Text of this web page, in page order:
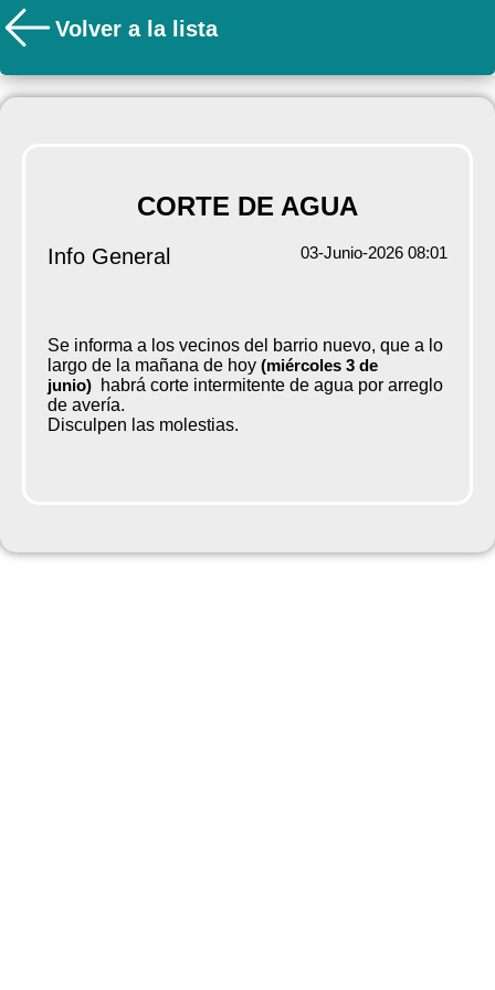
Volver a la lista
CORTE DE AGUA
Info General 03-Junio-2026 08:01
Se informa a los vecinos del barrio nuevo, que a lo
largo de la mañana de hoy (miércoles 3 de
junio) habrá corte intermitente de agua por arreglo
de avería.
Disculpen las molestias.